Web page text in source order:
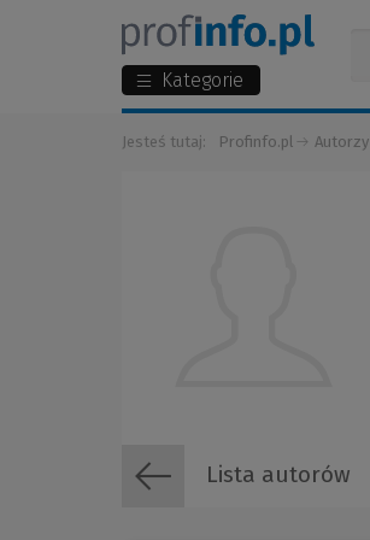
Kategorie
Jesteś tutaj: Profinfo.pl Autorzy
Lista autorów